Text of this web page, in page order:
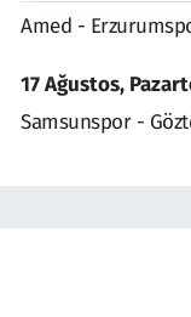
Amed -
17 Ağustos,
Samsunspor -